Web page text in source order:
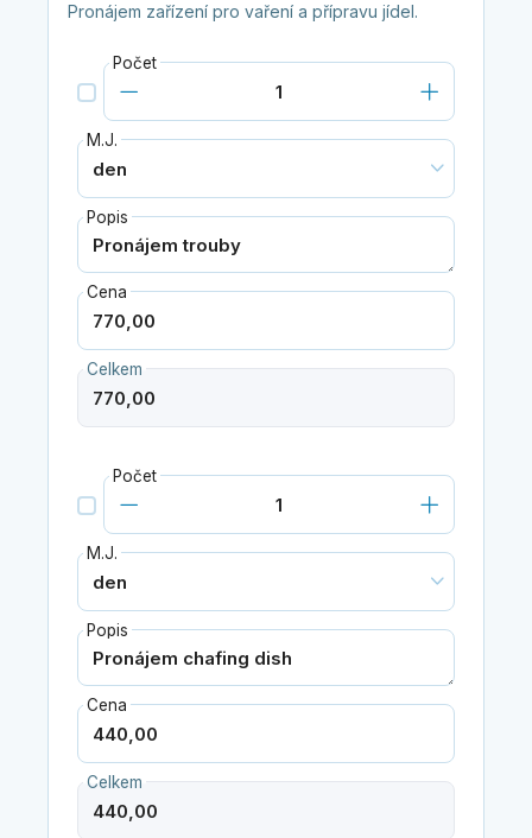
Pronájem zařízení pro vaření a přípravu jídel.
Počet
M.J.
Popis
Cena
Celkem
Počet
M.J.
Popis
Cena
Celkem